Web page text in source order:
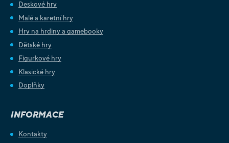
Deskové hry
Malé a karetní hry
Hry na hrdiny a gamebooky
Dětské hry
Figurkové hry
Klasické hry
Doplňky
INFORMACE
Kontakty